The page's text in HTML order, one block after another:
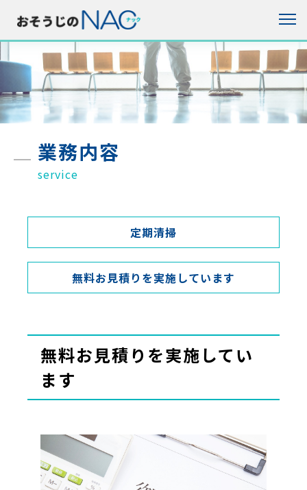
業務内容
service
定期清掃
無料お見積りを実施しています
無料お見積りを実施してい
ます